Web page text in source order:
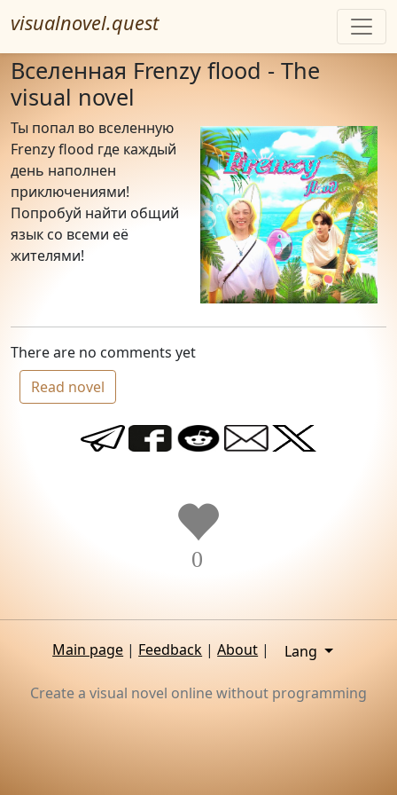
visualnovel.quest
Вселенная Frenzy flood - The
visual novel
Ты попал во вселенную
Frenzy flood где каждый
день наполнен
приключениями!
Попробуй найти общий
язык со всеми еë
жителями!
There are no comments yet
Read novel
0
Main page | Feedback |About | Lang
Create a visual novel online without programming